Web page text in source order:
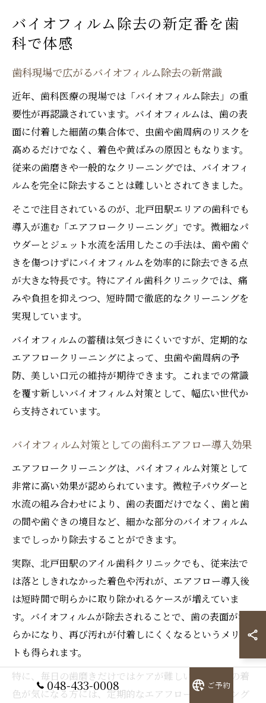
バイオフィルム除去の新定番を歯
科で体感
歯科現場で広がるバイオフィルム除去の新常識
近年、歯科医療の現場では「バイオフィルム除去」の重
要性が再認識されています。バイオフィルムは、歯の表
面に付着した細菌の集合体で、虫歯や歯周病のリスクを
高めるだけでなく、着色や黄ばみの原因ともなります。
従来の歯磨きや一般的なクリーニングでは、バイオフィ
ルムを完全に除去することは難しいとされてきました。
そこで注目されているのが、北戸田駅エリアの歯科でも
導入が進む「エアフロークリーニング」です。微細なパ
ウダーとジェット水流を活用したこの手法は、歯や歯ぐ
きを傷つけずにバイオフィルムを効率的に除去できる点
が大きな特長です。特にアイル歯科クリニックでは、痛
みや負担を抑えつつ、短時間で徹底的なクリーニングを
実現しています。
バイオフィルムの蓄積は気づきにくいですが、定期的な
エアフロークリーニングによって、虫歯や歯周病の予
防、美しい口元の維持が期待できます。これまでの常識
を覆す新しいバイオフィルム対策として、幅広い世代か
ら支持されています。
バイオフィルム対策としての歯科エアフロー導入効果
エアフロークリーニングは、バイオフィルム対策として
非常に高い効果が認められています。微粒子パウダーと
水流の組み合わせにより、歯の表面だけでなく、歯と歯
の間や歯ぐきの境目など、細かな部分のバイオフィルム
までしっかり除去することができます。
実際、北戸田駅のアイル歯科クリニックでも、従来法で
は落としきれなかった着色や汚れが、エアフロー導入後
は短時間で明らかに取り除かれるケースが増えていま
す。バイオフィルムが除去されることで、歯の表面が滑
らかになり、再び汚れが付着しにくくなるというメリッ
トも得られます。
特に、毎日の歯磨きだけではケアが難しい方や、歯の着
色が気になる方には、定期的なエアフロークリーニング
048-433-0008 ご予約